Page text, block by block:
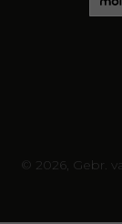
© 2026, Gebr.